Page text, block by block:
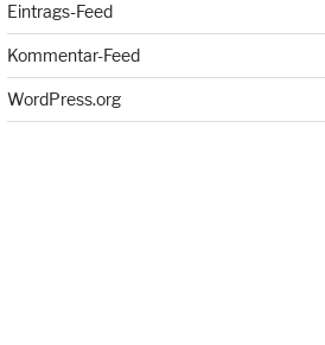
Eintrags-Feed
Kommentar-Feed
WordPress.org